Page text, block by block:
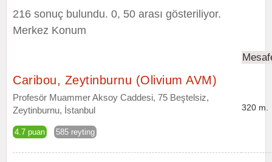
216 sonuç bulundu. 0, 50 arası gösteriliyor.
Merkez Konum
Caribou, Zeytinburnu (Olivium AVM)
Profesör Muammer Aksoy Caddesi, 75 Beştelsiz,
Zeytinburnu, İstanbul
4.7 puan 585 reyting
320 m.